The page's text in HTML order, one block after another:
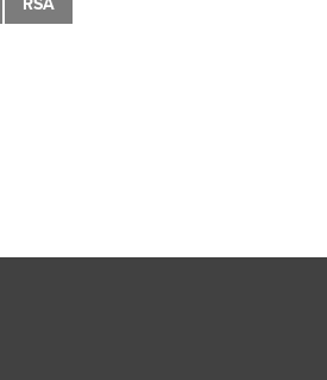
RSA